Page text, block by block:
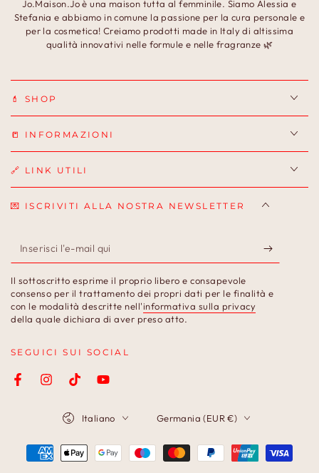
Jo.Maison.Jo è una maison tutta al femminile. Siamo Alessia e
Stefania e abbiamo in comune la passione per la cura personale e
per la cosmetica! Creiamo prodotti made in Italy di altissima
qualità innovativi nelle formule e nelle fragranze 🌿
💄 SHOP
📒 INFORMAZIONI
🔗 LINK UTILI
💌 ISCRIVITI ALLA NOSTRA NEWSLETTER
Inserisci
l'e-
mail
qui
Il sottoscritto esprime il proprio libero e consapevole
consenso per il trattamento dei propri dati per le finalità e
con le modalità descritte nell'informativa sulla privacy
della quale dichiara di aver preso atto.
SEGUICI SUI SOCIAL
FacebookInstagramTikTokYouTube
Italiano
geografica
Germania (EUR €)
Modalità